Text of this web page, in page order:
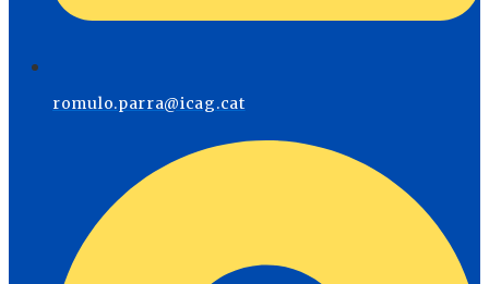
romulo.parra@icag.cat